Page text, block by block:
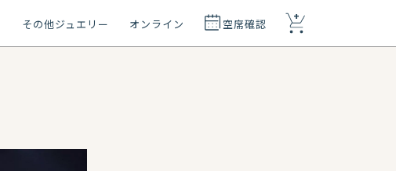
その他ジュエリー オンライン 空席確認
+